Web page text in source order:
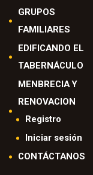
GRUPOS
FAMILIARES
EDIFICANDO EL
TABERNÁCULO
MENBRECIA Y
RENOVACION
Registro
Iniciar sesión
CONTÁCTANOS